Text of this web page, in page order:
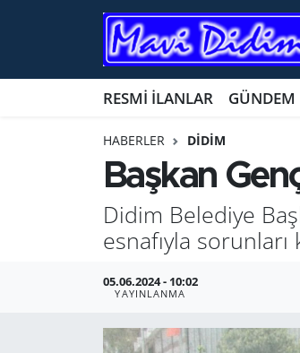
RESMİ İLANLAR GÜNDEM
HABERLER DİDİM
Başkan
Didim Belediye
esnafıyla
05.06.2024 - 10:02
YAYINLANMA
ANTİK YERLER
BİLİM VE TEKNOLOJİ
EKONOMİ
Nöbetçi Eczaneler
Namaz Vakitleri
Trafik Durumu
Süper Lig Puan Durumu ve
Tüm Manşetler
Son Dakika Haberleri